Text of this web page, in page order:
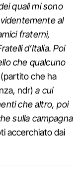
quali mi sono
al
fraterni,
d’Italia. Poi
che qualcuno
(partito che ha
ndr) a cui
che altro, poi
sulla campagna
accerchiato dai